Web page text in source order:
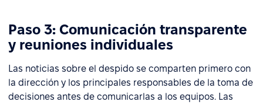
Paso 3: Comunicación transparente
y reuniones individuales
Las noticias sobre el despido se comparten primero con
la dirección y los principales responsables de la toma de
decisiones antes de comunicarlas a los equipos. Las